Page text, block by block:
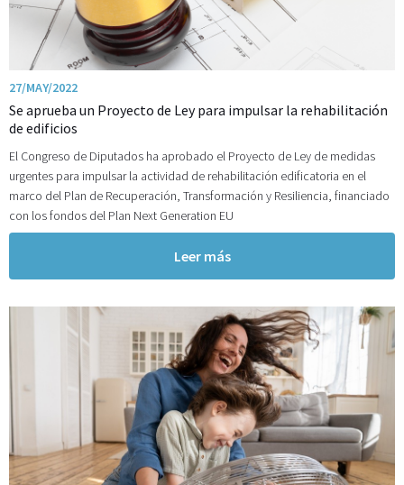
27/MAY/2022
Se aprueba un Proyecto de Ley para impulsar la rehabilitación
de edificios
El Congreso de Diputados ha aprobado el Proyecto de Ley de medidas
urgentes para impulsar la actividad de rehabilitación edificatoria en el
marco del Plan de Recuperación, Transformación y Resiliencia, financiado
con los fondos del Plan Next Generation EU
Leer más